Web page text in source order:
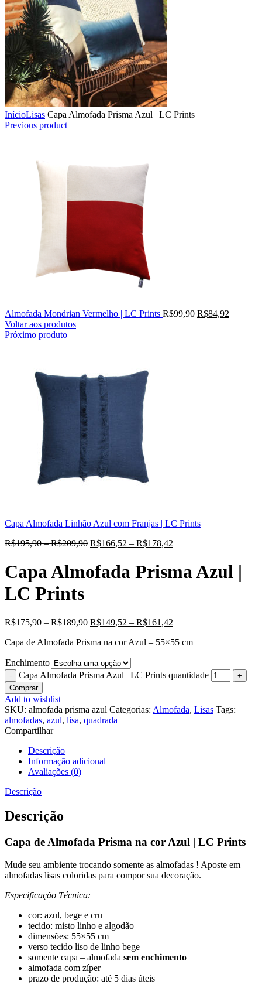
InícioLisas Capa Almofada Prisma Azul | LC Prints
Previous product
Almofada Mondrian Vermelho | LC Prints R$99,90 R$84,92
Voltar aos produtos
Próximo produto
Capa Almofada Linhão Azul com Franjas | LC Prints
R$195,90–R$209,90 R$166,52 – R$178,42
Capa Almofada Prisma Azul |
LC Prints
R$175,90–R$189,90 R$149,52 – R$161,42
Capa de Almofada Prisma na cor Azul – 55×55 cm
Enchimento
Capa Almofada Prisma Azul | LC Prints quantidade
Comprar
Add to wishlist
SKU: almofada prisma azul Categorias: Almofada, Lisas Tags:
almofadas, azul, lisa, quadrada
Compartilhar
Descrição
Informação adicional
Avaliações (0)
Descrição
Descrição
Capa de Almofada Prisma na cor Azul | LC Prints
Mude seu ambiente trocando somente as almofadas ! Aposte em
almofadas lisas coloridas para compor sua decoração.
Especificação Técnica:
cor: azul, bege e cru
tecido: misto linho e algodão
dimensões: 55×55 cm
verso tecido liso de linho bege
somente capa – almofada sem enchimento
almofada com zíper
prazo de produção: até 5 dias úteis